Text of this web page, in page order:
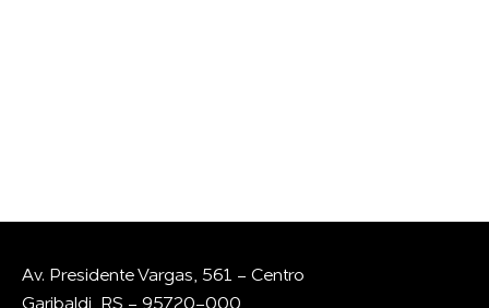
Av. Presidente Vargas, 561 - Centro